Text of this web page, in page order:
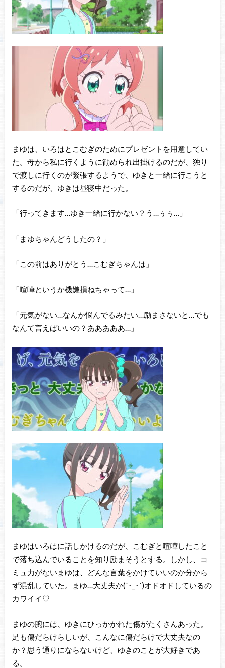
まゆは、いろはとこむぎのためにプレゼントを用意してい
た。母から私に行くように勧められ出掛けるのだが、独り
で渡しに行くのが緊張するようで、ゆきと一緒に行こうと
するのだが、ゆきは昼寝中だった。
「行ってきます…ゆき一緒に行かない？う…ぅぅ…」
「まゆちゃんどうしたの？」
「この前はありがとう…こむぎちゃんは」
「喧嘩というか機嫌損ねちゃって…」
「元気がない…なんか悩んでるみたい…励まさないと…でも
なんて言えばいいの？あああああ…」
まゆはいろはに話しかけるのだが、こむぎと喧嘩したこと
で落ち込んでいることを知り励まそうとする。しかし、コ
ミュ力がないまゆは、どんな言葉をかけていいのか分から
ず混乱していた。まゆ…大丈夫か(´･_･`)オドオドしているの
カワイイ♡
まゆの腕には、ゆきにひっかかれた傷がたくさんあった。
足も傷だらけらしいが、こんなに傷だらけで大丈夫なの
か？思う通りにならないけど、ゆきのことが大好きであ
る。